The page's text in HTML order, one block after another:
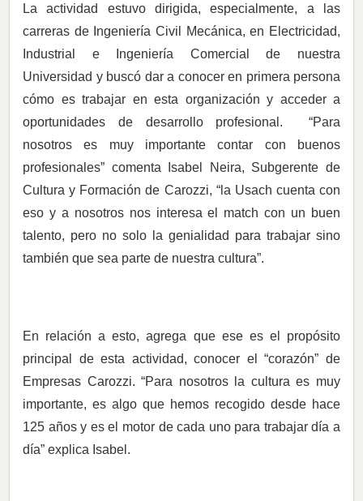
La actividad estuvo dirigida, especialmente, a las
carreras de Ingeniería Civil Mecánica, en Electricidad,
Industrial e Ingeniería Comercial de nuestra
Universidad y buscó dar a conocer en primera persona
cómo es trabajar en esta organización y acceder a
oportunidades de desarrollo profesional. “Para
nosotros es muy importante contar con buenos
profesionales” comenta Isabel Neira, Subgerente de
Cultura y Formación de Carozzi, “la Usach cuenta con
eso y a nosotros nos interesa el match con un buen
talento, pero no solo la genialidad para trabajar sino
también que sea parte de nuestra cultura”.
En relación a esto, agrega que ese es el propósito
principal de esta actividad, conocer el “corazón” de
Empresas Carozzi. “Para nosotros la cultura es muy
importante, es algo que hemos recogido desde hace
125 años y es el motor de cada uno para trabajar día a
día” explica Isabel.